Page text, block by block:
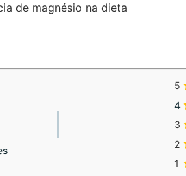
de magnésio na dieta
5
4
3
2
1